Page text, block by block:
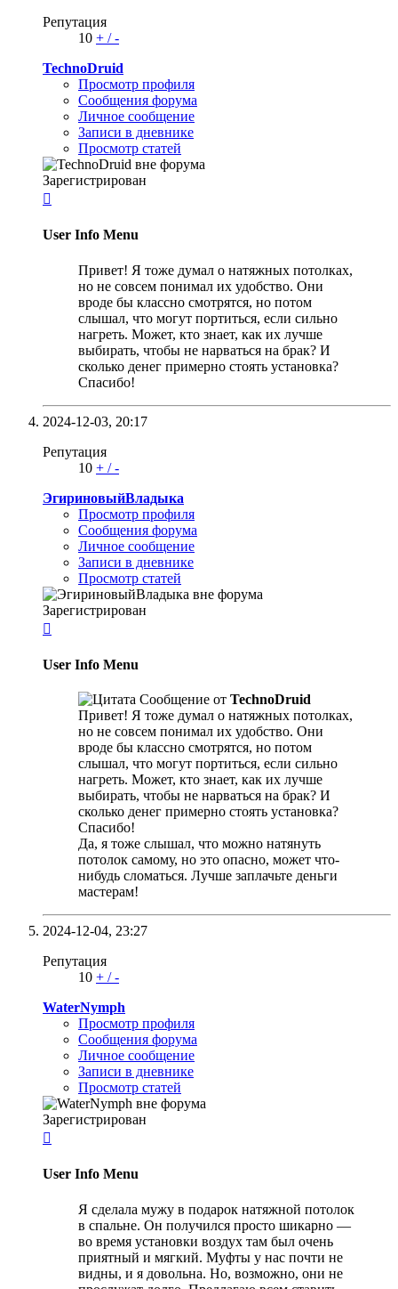
Репутация
10 + /-
TechnoDruid
Просмотр профиля
Сообщения форума
Личное сообщение
Записи в дневнике
Просмотр статей
Зарегистрирован

User Info Menu
Привет! Я тоже думал о натяжных потолках,
но не совсем понимал их удобство. Они
вроде бы классно смотрятся, но потом
слышал, что могут портиться, если сильно
нагреть. Может, кто знает, как их лучше
выбирать, чтобы не нарваться на брак? И
сколько денег примерно стоять установка?
Спасибо!
2024-12-03, 20:17
Репутация
10 + /-
ЭгириновыйВладыка
Просмотр профиля
Сообщения форума
Личное сообщение
Записи в дневнике
Просмотр статей
Зарегистрирован

User Info Menu
Сообщение от TechnoDruid
Привет! Я тоже думал о натяжных потолках,
но не совсем понимал их удобство. Они
вроде бы классно смотрятся, но потом
слышал, что могут портиться, если сильно
нагреть. Может, кто знает, как их лучше
выбирать, чтобы не нарваться на брак? И
сколько денег примерно стоять установка?
Спасибо!
Да, я тоже слышал, что можно натянуть
потолок самому, но это опасно, может что-
нибудь сломаться. Лучше заплачьте деньги
мастерам!
2024-12-04, 23:27
Репутация
10 + /-
WaterNymph
Просмотр профиля
Сообщения форума
Личное сообщение
Записи в дневнике
Просмотр статей
Зарегистрирован

User Info Menu
Я сделала мужу в подарок натяжной потолок
в спальне. Он получился просто шикарно —
во время установки воздух там был очень
приятный и мягкий. Муфты у нас почти не
видны, и я довольна. Но, возможно, они не